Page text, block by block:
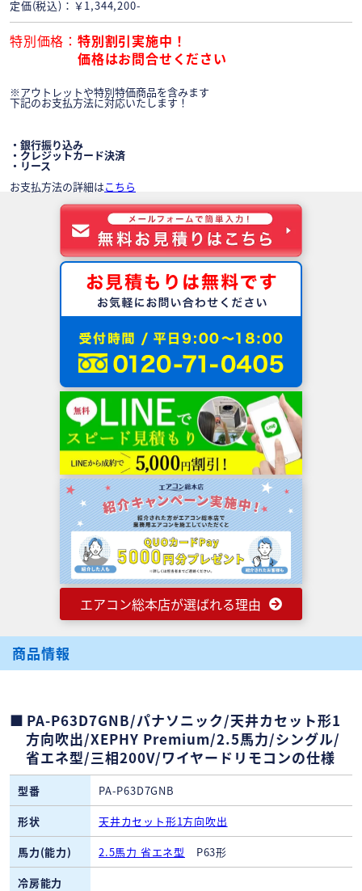
定価(税込) ￥1,344,200-
特別価格
特別割引実施中！
価格はお問合せください
※アウトレットや特別特価商品を含みます
下記のお支払方法に対応いたします！
・銀行振り込み
・クレジットカード決済
・リース
お支払方法の詳細はこちら
エアコン総本店が選ばれる理由
商品情報
PA-P63D7GNB/パナソニック/天井カセット形1
方向吹出/XEPHY Premium/2.5馬力/シングル/
省エネ型/三相200V/ワイヤードリモコンの仕様
型番
PA-P63D7GNB
形状
天井カセット形1方向吹出
馬力(能力)
2.5馬力 省エネ型
P63形
冷房能力